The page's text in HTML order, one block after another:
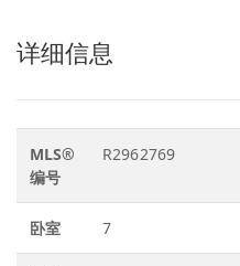
详细信息
MLS®
编号
R2962769
卧室 7